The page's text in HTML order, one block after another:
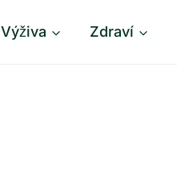
Výživa Zdraví